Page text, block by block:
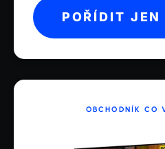
POŘÍDIT
OBCHODNÍK CO